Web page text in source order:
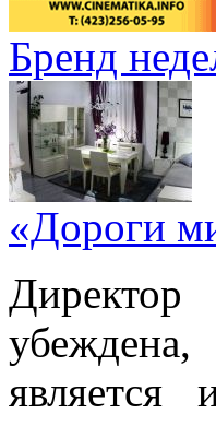
Бренд
«Дороги
является